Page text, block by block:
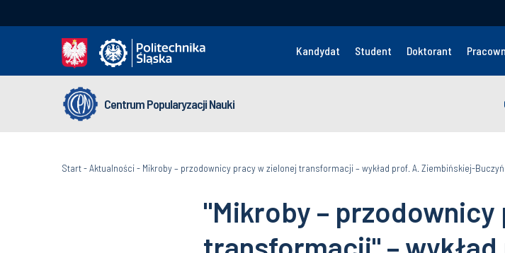
Kandydat Student Doktorant
Centrum Popularyzacji Nauki
Start-Aktualności- Mikroby – przodownicy pracy w zielonej transformacji – wykład prof. A. Ziembińskiej-
"Mikroby –